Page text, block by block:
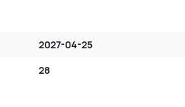
2027-04-25
28